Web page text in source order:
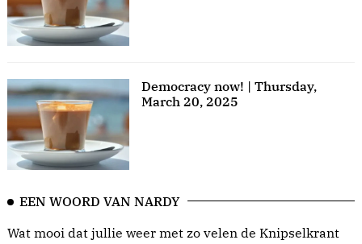
Democracy now! | Thursday,
March 20, 2025
EEN WOORD VAN NARDY
Wat mooi dat jullie weer met zo velen de Knipselkrant